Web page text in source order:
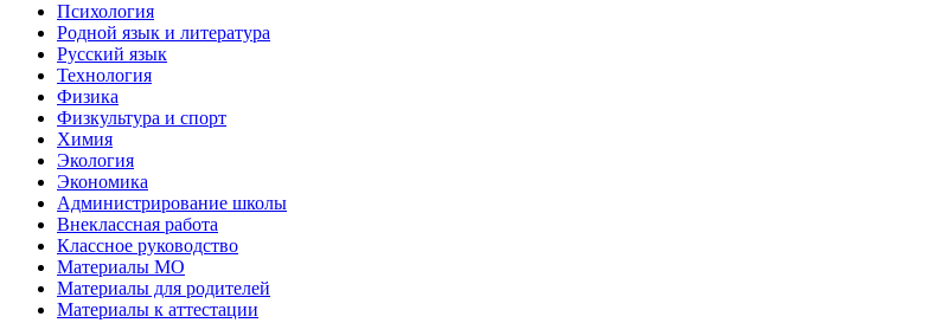
Психология
Родной язык и литература
Русский язык
Технология
Физика
Физкультура и спорт
Химия
Экология
Экономика
Администрирование школы
Внеклассная работа
Классное руководство
Материалы МО
Материалы для родителей
Материалы к аттестации